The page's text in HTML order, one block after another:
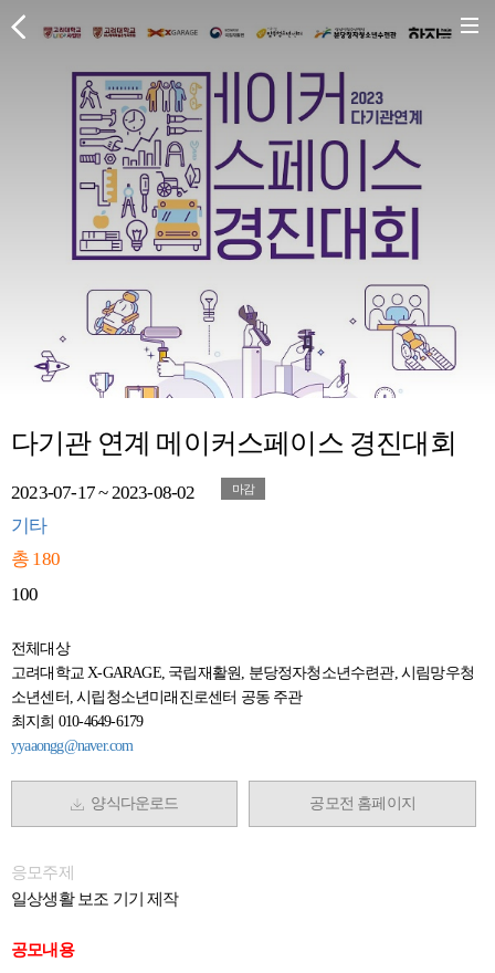
다기관 연계 메이커스페이스 경진대회
2023-07-17 ~ 2023-08-02 마감
기타
총 180
100
전체대상
고려대학교 X-GARAGE, 국립재활원, 분당정자청소년수련관, 시림망우청
소년센터, 시립청소년미래진로센터 공동 주관
최지희 010-4649-6179
yyaaongg@naver.com
양식다운로드 공모전 홈페이지
응모주제
일상생활 보조 기기 제작
공모내용